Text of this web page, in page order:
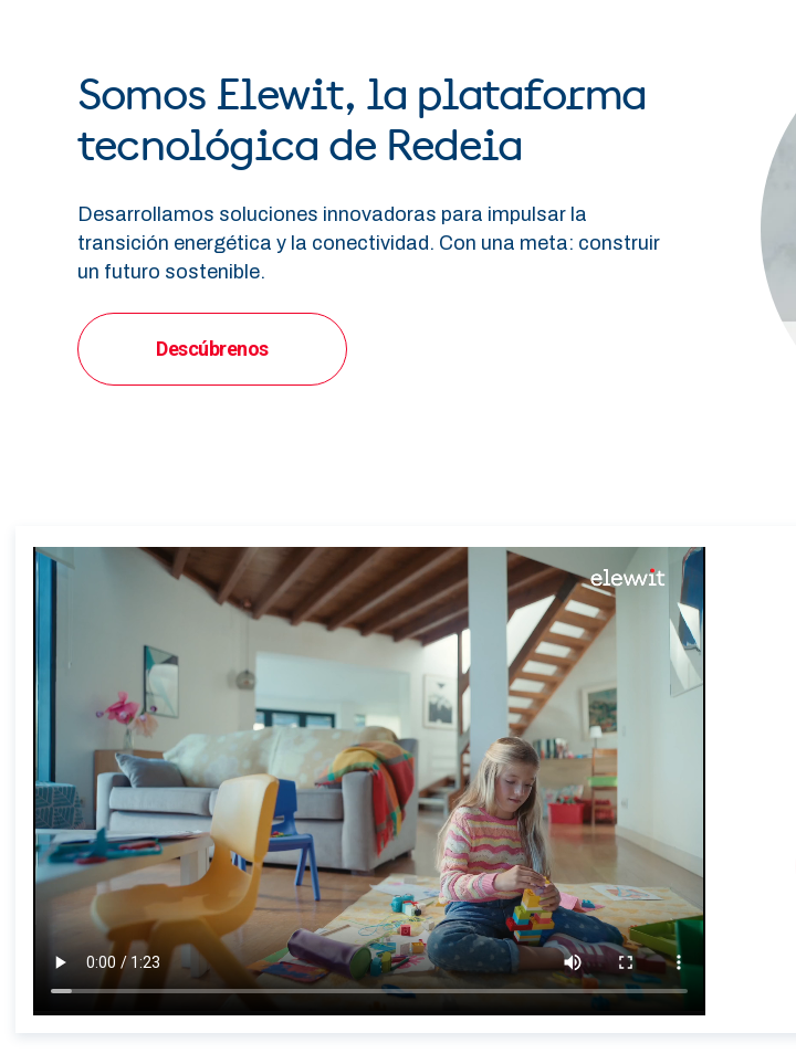
Somos Elewit, la plataforma
tecnológica de Redeia
Desarrollamos soluciones innovadoras para impulsar la
transición energética y la conectividad. Con una meta: construir
un futuro sostenible.
Descúbrenos